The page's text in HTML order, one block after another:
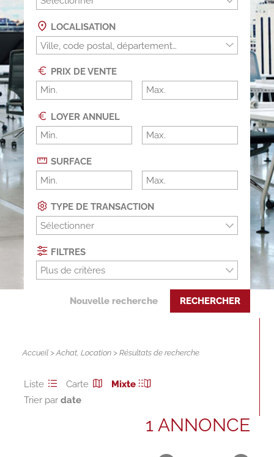
LOCALISATION
PRIX DE VENTE
LOYER ANNUEL
SURFACE
TYPE DE TRANSACTION
Sélectionner
FILTRES
Plus de critères
Nouvelle recherche RECHERCHER
Accueil >Achat,Location > Résultats de recherche
Liste Carte
Mixte
Trier par
1 ANNONCE